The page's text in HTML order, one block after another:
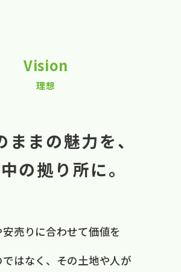
Vision
理想
ままの魅力を、
の拠り所に。
売りに​合わせて​価値を​
はなく、 ​その​土地や​人が​